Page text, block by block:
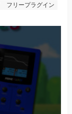
フリープラグイン